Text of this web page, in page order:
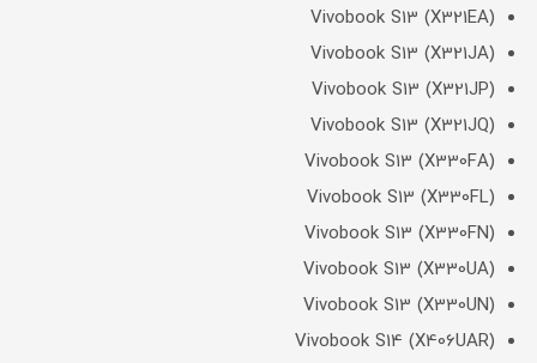
Vivobook S13 (X321EA)
Vivobook S13 (X321JA)
Vivobook S13 (X321JP)
Vivobook S13 (X321JQ)
Vivobook S13 (X330FA)
Vivobook S13 (X330FL)
Vivobook S13 (X330FN)
Vivobook S13 (X330UA)
Vivobook S13 (X330UN)
Vivobook S14 (X406UAR)